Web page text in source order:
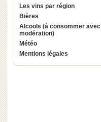
Les vins par région
Bières
Alcools (à consommer avec
modération)
Météo
Mentions légales